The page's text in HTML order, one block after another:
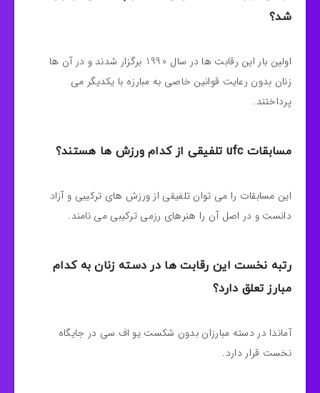
شد؟
اولین بار این رقابت ها در سال 1990 برگزار شدند و در آن ها
زنان بدون رعایت قوانین خاصی به مبارزه با یکدیگر می
پرداختند.
مسابقات ufc تلفیقی از کدام ورزش ها هستند؟
این مسابقات را می توان تلفیقی از ورزش های ترکیبی و آزاد
دانست و در اصل آن را هنرهای رزمی ترکیبی می نامند.
رتبه نخست این رقابت ها در دسته زنان به کدام
مبارز تعلق دارد؟
آماندا در دسته مبارزان بدون شکست یو اف سی در جایگاه
نخست قرار دارد.